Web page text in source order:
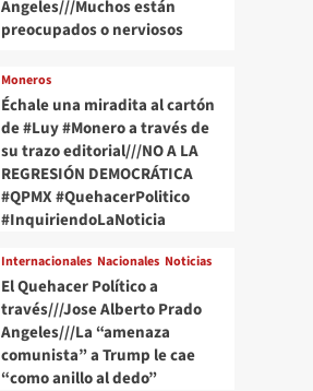
Angeles///Muchos están
preocupados o nerviosos
Moneros
Échale una miradita al cartón
de #Luy #Monero a través de
su trazo editorial///NO A LA
REGRESIÓN DEMOCRÁTICA
#QPMX #QuehacerPolitico
#InquiriendoLaNoticia
Internacionales Nacionales Noticias
El Quehacer Político a
través///Jose Alberto Prado
Angeles///La “amenaza
comunista” a Trump le cae
“como anillo al dedo”